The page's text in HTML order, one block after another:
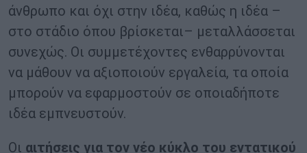
άνθρωπο και όχι στην ιδέα, καθώς η ιδέα –
στο στάδιο όπου βρίσκεται– μεταλλάσσεται
συνεχώς. Οι συμμετέχοντες ενθαρρύνονται
να μάθουν να αξιοποιούν εργαλεία, τα οποία
μπορούν να εφαρμοστούν σε οποιαδήποτε
ιδέα εμπνευστούν.
Οι αιτήσεις για τον νέο κύκλο του εντατικού